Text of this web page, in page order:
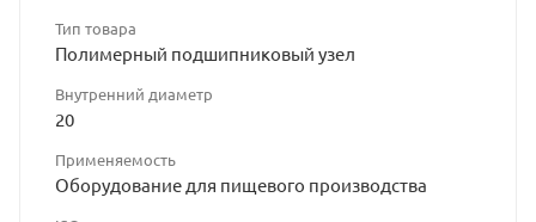
Тип товара
Полимерный подшипниковый узел
Внутренний диаметр
20
Применяемость
Оборудование для пищевого производства